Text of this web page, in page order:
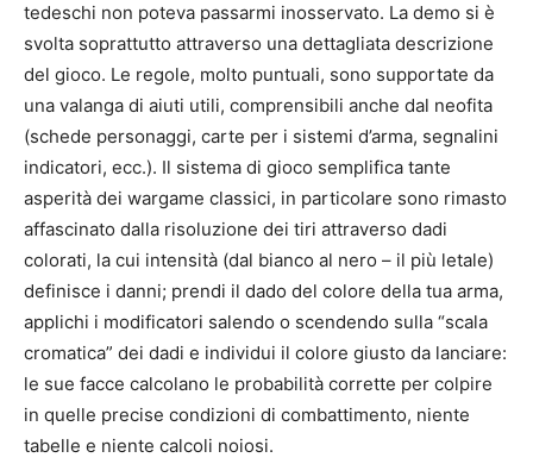
tedeschi non poteva passarmi inosservato. La demo si è
svolta soprattutto attraverso una dettagliata descrizione
del gioco. Le regole, molto puntuali, sono supportate da
una valanga di aiuti utili, comprensibili anche dal neofita
(schede personaggi, carte per i sistemi d’arma, segnalini
indicatori, ecc.). Il sistema di gioco semplifica tante
asperità dei wargame classici, in particolare sono rimasto
affascinato dalla risoluzione dei tiri attraverso dadi
colorati, la cui intensità (dal bianco al nero – il più letale)
definisce i danni; prendi il dado del colore della tua arma,
applichi i modificatori salendo o scendendo sulla “scala
cromatica” dei dadi e individui il colore giusto da lanciare:
le sue facce calcolano le probabilità corrette per colpire
in quelle precise condizioni di combattimento, niente
tabelle e niente calcoli noiosi.